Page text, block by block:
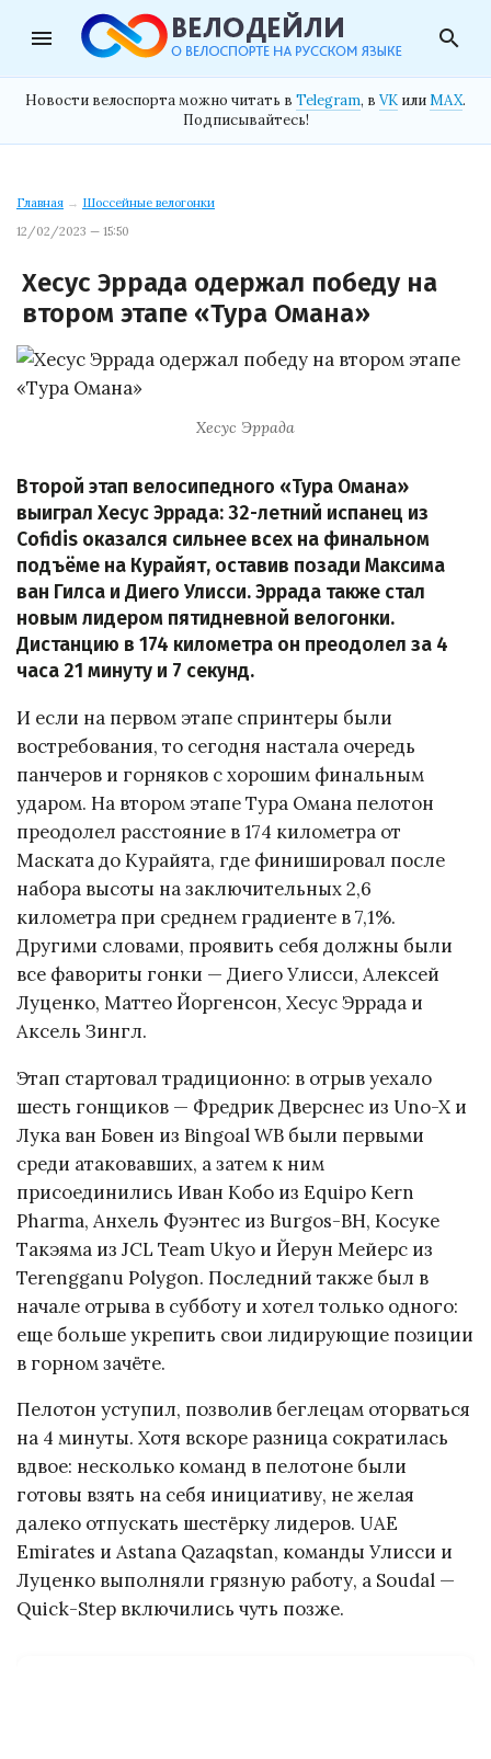
menu search
Новости велоспорта можно читать в Telegram, в VK илиMAX.
Подписывайтесь!
Главная → Шоссейные велогонки
12/02/2023 — 15:50
Хесус Эррада одержал победу на
втором этапе «Тура Омана»
Хесус Эррада
Второй этап велосипедного «Тура Омана»
выиграл Хесус Эррада: 32-летний испанец из
Cofidis оказался сильнее всех на финальном
подъёме на Курайят, оставив позади Максима
ван Гилса и Диего Улисси. Эррада также стал
новым лидером пятидневной велогонки.
Дистанцию в 174 километра он преодолел за 4
часа 21 минуту и 7 секунд.
И если на первом этапе спринтеры были
востребования, то сегодня настала очередь
панчеров и горняков с хорошим финальным
ударом. На втором этапе Тура Омана пелотон
преодолел расстояние в 174 километра от
Маската до Курайята, где финишировал после
набора высоты на заключительных 2,6
километра при среднем градиенте в 7,1%.
Другими словами, проявить себя должны были
все фавориты гонки — Диего Улисси, Алексей
Луценко, Маттео Йоргенсон, Хесус Эррада и
Аксель Зингл.
Этап стартовал традиционно: в отрыв уехало
шесть гонщиков — Фредрик Дверснес из Uno-X и
Лука ван Бовен из Bingoal WB были первыми
среди атаковавших, а затем к ним
присоединились Иван Кобо из Equipo Kern
Pharma, Анхель Фуэнтес из Burgos-BH, Косуке
Такэяма из JCL Team Ukyo и Йерун Мейерс из
Terengganu Polygon. Последний также был в
начале отрыва в субботу и хотел только одного:
еще больше укрепить свои лидирующие позиции
в горном зачёте.
Пелотон уступил, позволив беглецам оторваться
на 4 минуты. Хотя вскоре разница сократилась
вдвое: несколько команд в пелотоне были
готовы взять на себя инициативу, не желая
далеко отпускать шестёрку лидеров. UAE
Emirates и Astana Qazaqstan, команды Улисси и
Луценко выполняли грязную работу, а Soudal —
Quick-Step включились чуть позже.